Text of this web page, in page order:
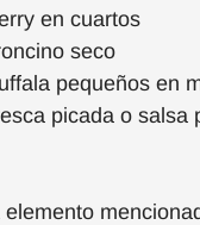
en cuartos
seco
pequeños en
picada o salsa